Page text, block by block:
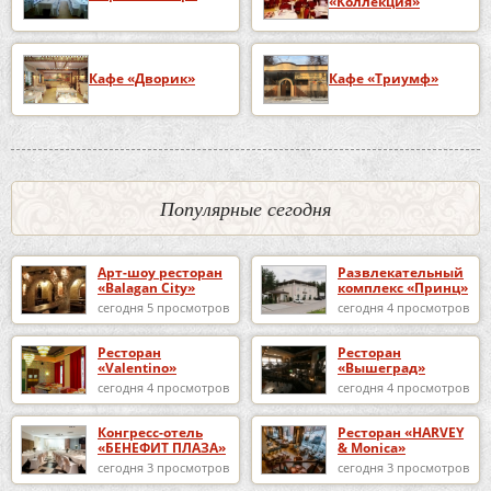
Кафе «Дворик» Кафе «Триумф»
Популярные сегодня
Арт-шоу ресторан
«Balagan City»
сегодня 5 просмотров
Развлекательный
комплекс «Принц»
сегодня 4 просмотров
Ресторан
«Valentino»
сегодня 4 просмотров
Ресторан
«Вышеград»
сегодня 4 просмотров
Конгресс-отель
«БЕНЕФИТ ПЛАЗА»
сегодня 3 просмотров
Ресторан «HARVEY
& Monica»
сегодня 3 просмотров